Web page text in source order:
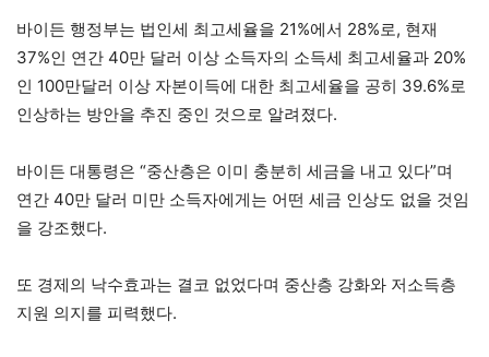
바이든 행정부는 법인세 최고세율을 21%에서 28%로, 현재
37%인 연간 40만 달러 이상 소득자의 소득세 최고세율과 20%
인 100만달러 이상 자본이득에 대한 최고세율을 공히 39.6%로
인상하는 방안을 추진 중인 것으로 알려졌다.
바이든 대통령은 “중산층은 이미 충분히 세금을 내고 있다”며
연간 40만 달러 미만 소득자에게는 어떤 세금 인상도 없을 것임
을 강조했다.
또 경제의 낙수효과는 결코 없었다며 중산층 강화와 저소득층
지원 의지를 피력했다.